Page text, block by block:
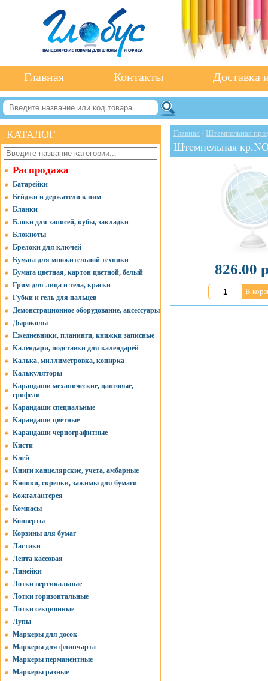
Главная Контакты Доставка
КАТАЛОГ
Распродажа
Батарейки
Бейджи и держатели к ним
Бланки
Блоки для записей, кубы, закладки
Блокноты
Брелоки для ключей
Бумага для множительной техники
Бумага цветная, картон цветной, белый
Грим для лица и тела, краски
Губки и гель для пальцев
Демонстрационное оборудование, аксессуары
Дыроколы
Ежедневники, планинги, книжки записные
Календари, подставки для календарей
Калька, миллиметровка, копирка
Калькуляторы
Карандаши механические, цанговые,
грифели
Карандаши специальные
Карандаши цветные
Карандаши чернографитные
Кисти
Клей
Книги канцелярские, учета, амбарные
Кнопки, скрепки, зажимы для бумаги
Кожгалантерея
Компасы
Конверты
Корзины для бумаг
Ластики
Лента кассовая
Линейки
Лотки вертикальные
Лотки горизонтальные
Лотки секционные
Лупы
Маркеры для досок
Маркеры для флипчарта
Маркеры перманентные
Маркеры разные
Главная / Штемпельная
Штемпельная
826.00
В